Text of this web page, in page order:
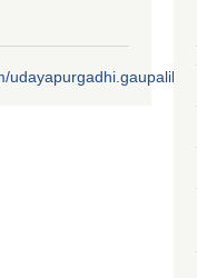
udayapurgadhi.gaupalika